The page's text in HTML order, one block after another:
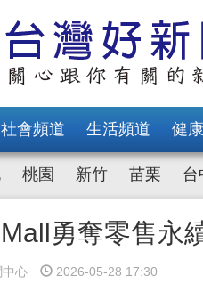
社會頻道 生活頻道 健
桃園 新竹 苗栗 台
勇奪零售永
中心 2026-05-28 17:30